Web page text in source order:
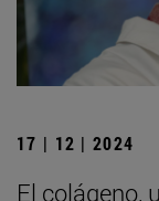
17 | 12 | 2024
El colágeno,